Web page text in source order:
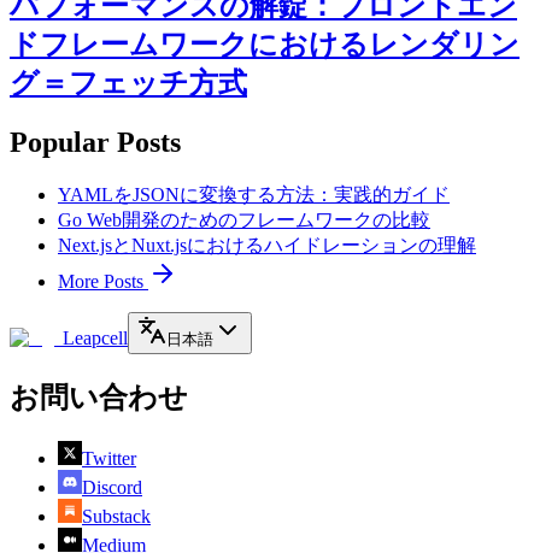
ドフレームワークにおけるレンダリン
グ＝フェッチ方式
Popular Posts
YAMLをJSONに変換する方法：実践的ガイド
Go Web開発のためのフレームワークの比較
Next.jsとNuxt.jsにおけるハイドレーションの理解
More Posts
Leapcell 日本語
お問い合わせ
Twitter
Discord
Substack
Medium